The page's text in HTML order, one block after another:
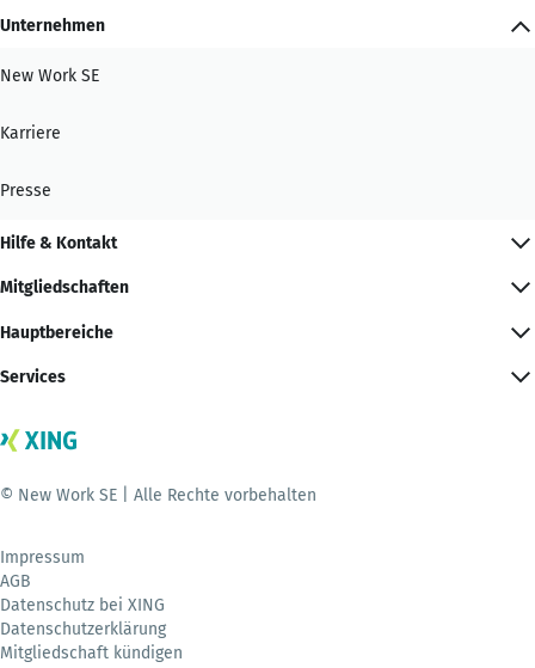
Unternehmen
New Work SE
Karriere
Presse
Hilfe & Kontakt
Mitgliedschaften
Hauptbereiche
Services
© New Work SE | Alle Rechte vorbehalten
Impressum
AGB
Datenschutz bei XING
Datenschutzerklärung
Mitgliedschaft kündigen